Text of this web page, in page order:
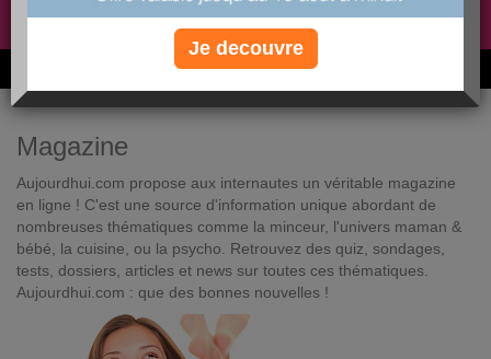
Non, je préfère le régime gratuit
6M de personnes ont maigri et réappris à manger avec nous
Magazine
Aujourdhui.com propose aux internautes un véritable magazine
en ligne ! C'est une source d'information unique abordant de
nombreuses thématiques comme la minceur, l'univers maman &
bébé, la cuisine, ou la psycho. Retrouvez des quiz, sondages,
tests, dossiers, articles et news sur toutes ces thématiques.
Aujourdhui.com : que des bonnes nouvelles !
Je decouvre